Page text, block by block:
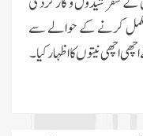
مکمل کرنے کے حوالے سے
اچھی نیتوں کا اظہار کیا ۔